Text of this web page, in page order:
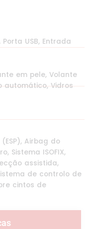
USB, Entrada
em pele, Volante
automático, Vidros
Airbag do
Sistema ISOFIX,
assistida,
de controlo de
cintos de